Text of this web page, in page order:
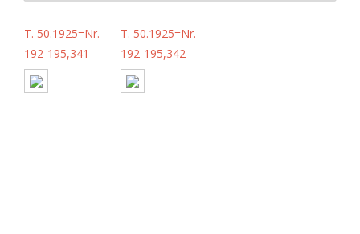
T. 50.1925=Nr.
192-195,341
T. 50.1925=Nr.
192-195,342